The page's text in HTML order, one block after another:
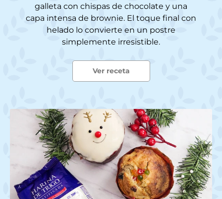
galleta con chispas de chocolate y una
capa intensa de brownie. El toque final con
helado lo convierte en un postre
simplemente irresistible.
Ver receta